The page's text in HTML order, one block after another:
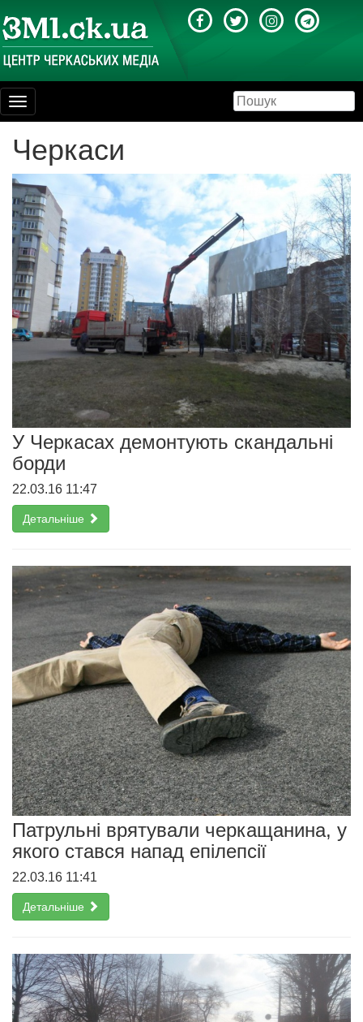
Toggle
navigation
Черкаси
У Черкасах демонтують скандальні
борди
22.03.16 11:47
Детальніше
Патрульні врятували черкащанина, у
якого стався напад епілепсії
22.03.16 11:41
Детальніше